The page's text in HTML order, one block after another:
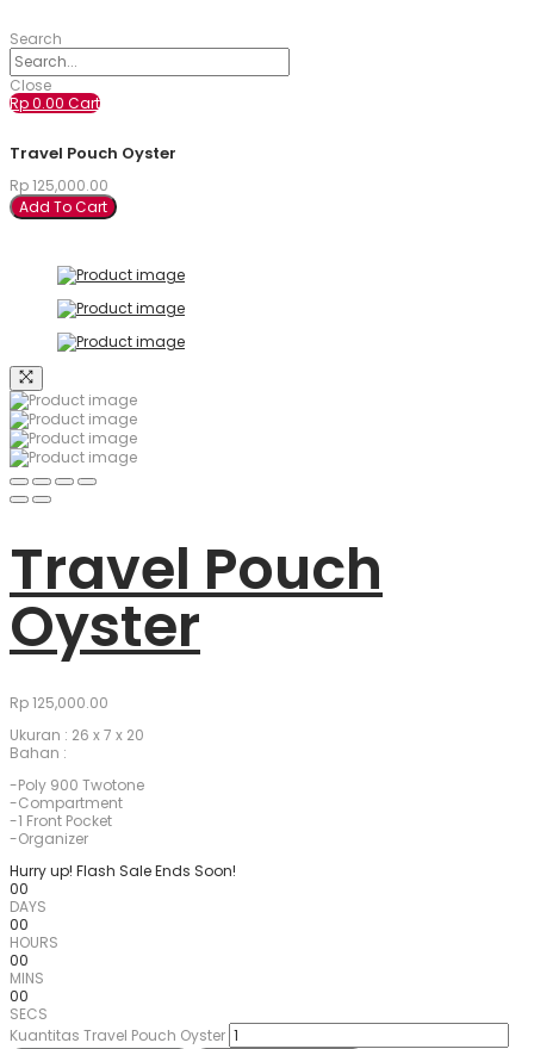
Search
Close
Rp0.00 Cart
Travel Pouch Oyster
Rp125,000.00
Add To Cart
Travel Pouch
Oyster
Rp125,000.00
Ukuran : 26 x 7 x 20
Bahan :
-Poly 900 Twotone
-Compartment
-1 Front Pocket
-Organizer
Hurry up! Flash Sale Ends Soon!
00
DAYS
00
HOURS
00
MINS
00
SECS
Kuantitas Travel Pouch Oyster